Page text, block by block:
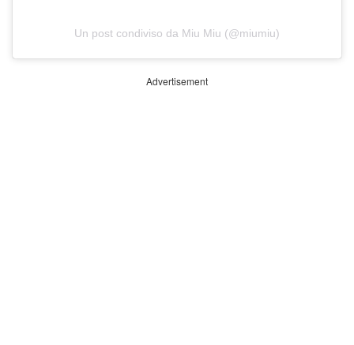
Un post condiviso da Miu Miu (@miumiu)
Advertisement